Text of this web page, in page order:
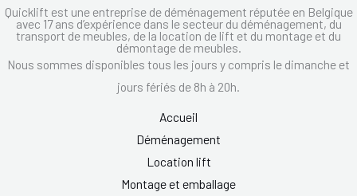
Quicklift est une entreprise de déménagement réputée en Belgique
avec 17 ans d’expérience dans le secteur du déménagement, du
transport de meubles, de la location de lift et du montage et du
démontage de meubles.
Nous sommes disponibles tous les jours y compris le dimanche et
jours fériés de 8h à 20h.
Accueil
Déménagement
Location lift
Montage et emballage